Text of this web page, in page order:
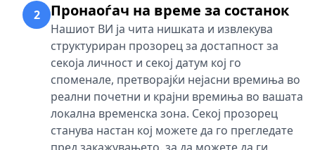
2 Пронаоѓач на време за состанок
Нашиот ВИ ја чита нишката и извлекува
структуриран прозорец за достапност за
секоја личност и секој датум кој го
споменале, претворајќи нејасни времиња во
реални почетни и крајни времиња во вашата
локална временска зона. Секој прозорец
станува настан кој можете да го прегледате